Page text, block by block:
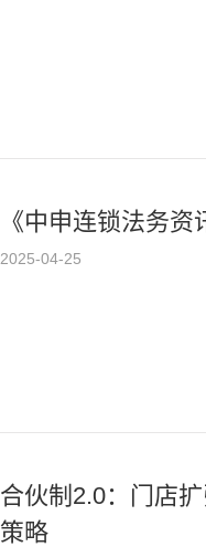
《中申连锁法务
2025-04-25
合伙制2.0：门店
策略